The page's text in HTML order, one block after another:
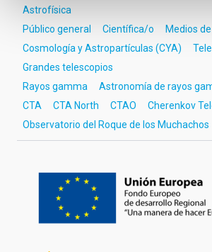
Astrofísica
Público general
Científica/o
Medios
Cosmología y Astropartículas (CYA)
Grandes telescopios
Rayos gamma
Astronomía de rayos
CTA
CTA North CTAO
Cherenkov
Observatorio del Roque de los Muchachos